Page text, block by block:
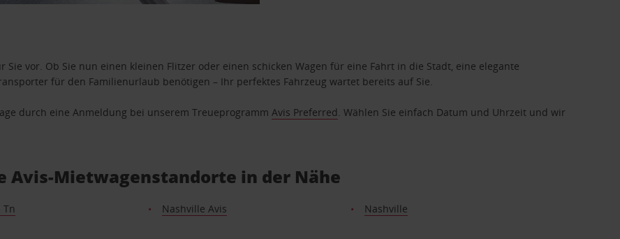
vor. Ob Sie nun einen kleinen Flitzer oder einen schicken Wagen für eine Fahrt in die Stadt, eine elegante
für den Familienurlaub benötigen – Ihr perfektes Fahrzeug wartet bereits auf Sie.
durch eine Anmeldung bei unserem TreueprogrammAvis Preferred. Wählen Sie einfach Datum und Uhrzeit und wir
Avis-Mietwagenstandorte in der Nähe
Nashville Avis Nashville